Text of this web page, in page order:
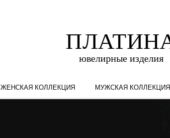
ЖЕНСКАЯ КОЛЛЕКЦИЯ МУЖСКАЯ КОЛЛЕКЦИЯ